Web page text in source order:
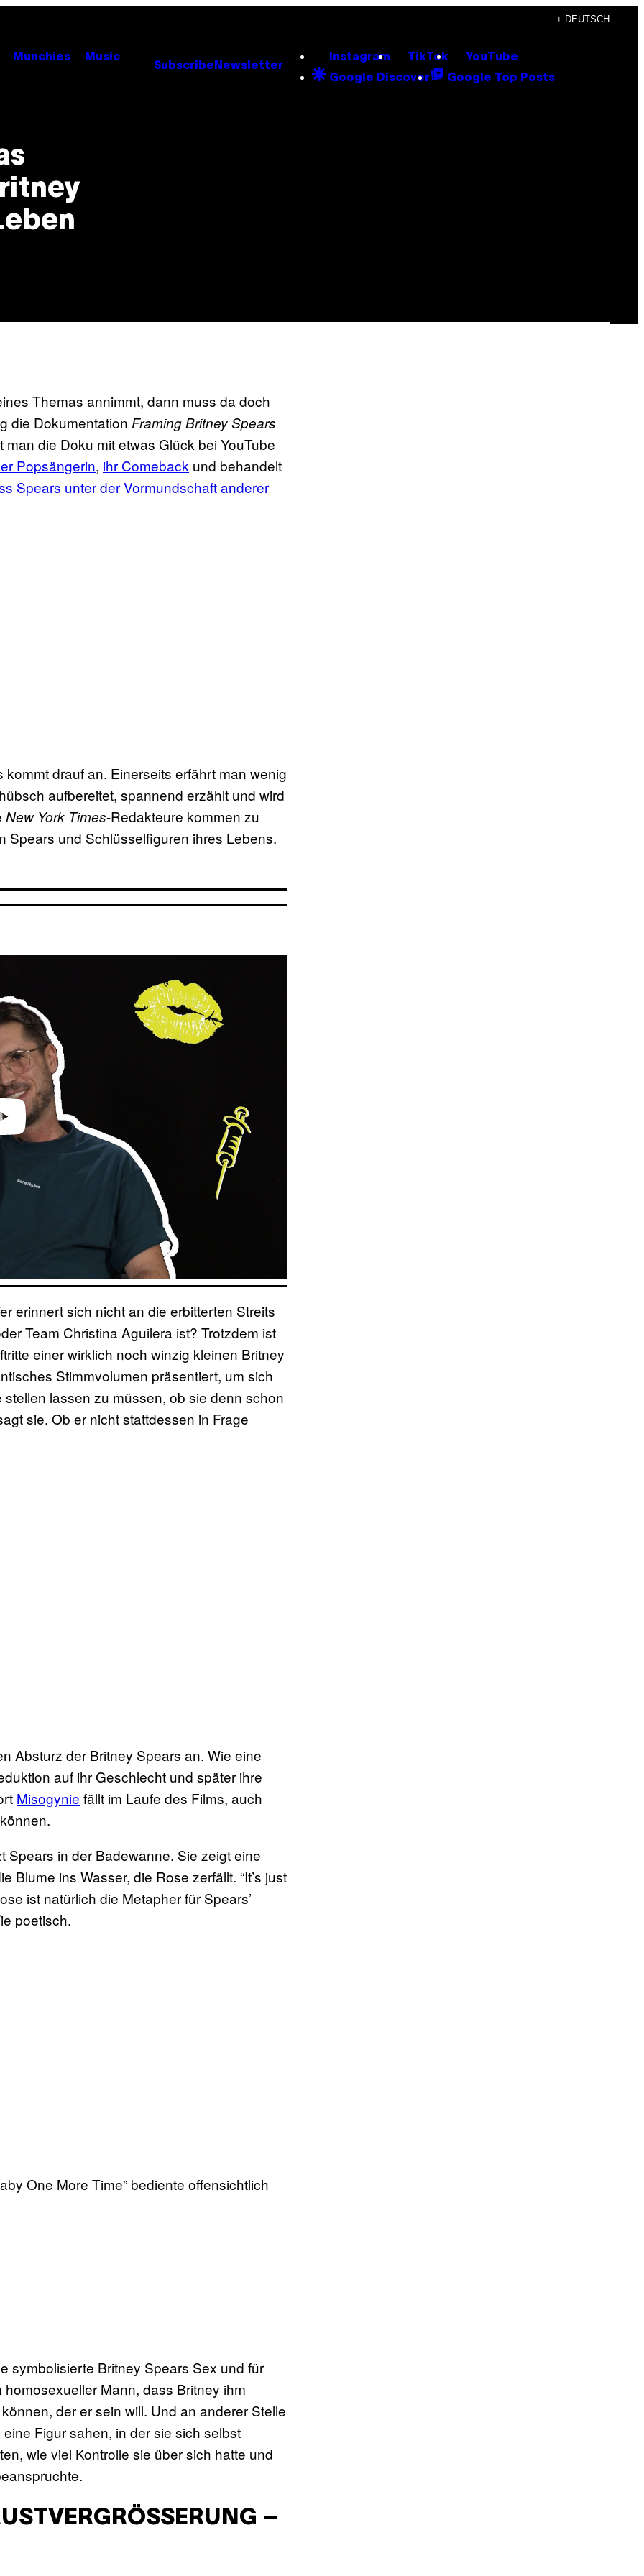
+ DEUTSCH
Munchies
Music
Subscribe Newsletter
Instagram TikTok YouTube
Google Discover Google Top Posts
Themas annimmt, dann muss da doch
die Dokumentation Framing Britney Spears
die Doku mit etwas Glück bei YouTube
Popsängerin, ihr Comeback und behandelt
Spears unter der Vormundschaft anderer
drauf an. Einerseits erfährt man wenig
aufbereitet, spannend erzählt und wird
New York Times-Redakteure kommen zu
Spears und Schlüsselfiguren ihres Lebens.
erinnert sich nicht an die erbitterten Streits
Team Christina Aguilera ist? Trotzdem ist
einer wirklich noch winzig kleinen Britney
Stimmvolumen präsentiert, um sich
lassen zu müssen, ob sie denn schon
sie. Ob er nicht stattdessen in Frage
Absturz der Britney Spears an. Wie eine
auf ihr Geschlecht und später ihre
Misogynie fällt im Laufe des Films, auch
Spears in der Badewanne. Sie zeigt eine
ins Wasser, die Rose zerfällt. “It’s just
ist natürlich die Metapher für Spears’
poetisch.
One More Time” bediente offensichtlich
symbolisierte Britney Spears Sex und für
Mann, dass Britney ihm
der er sein will. Und an anderer Stelle
Figur sahen, in der sie sich selbst
wie viel Kontrolle sie über sich hatte und
– O